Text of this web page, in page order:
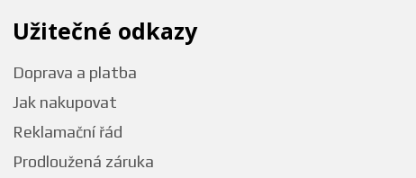
Užitečné odkazy
Doprava a platba
Jak nakupovat
Reklamační řád
Prodloužená záruka